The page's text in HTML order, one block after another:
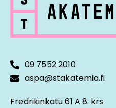
09 7552 2010
aspa@stakatemia.fi
Fredrikinkatu 61 A 8. krs